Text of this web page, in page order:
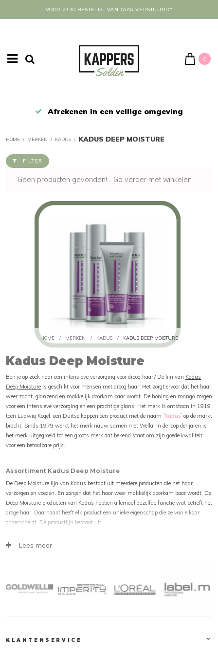
VOOR 23:30 BESTELD =VANDAAG VERSTUURD*
0
Afrekenen in een veilige omgeving
HOME / MERKEN / KADUS / KADUS DEEP MOISTURE
FILTER
Geen producten gevonden!... Ga verder met winkelen
HOME / MERKEN / KADUS / KADUS DEEP MOISTURE
Kadus Deep Moisture
Ben je op zoek naar een intensieve verzorging voor droog haar? De lijn van Kadus
Deep Moisture is geschikt voor mensen met droog haar. Het zorgt ervoor dat het haar
weer zacht, glanzend en makkelijk doorkam baar wordt. De honing en mango zorgen
voor een intensieve verzorging en een prachtige glans. Het merk is ontstaan in 1919
toen Ludwig Kegel, een Duitse kappen een product met de naam ´Kadus´ op de markt
bracht. Sinds 1979 werkt het merk nauw samen met Wella. In de loop der jaren is
het merk uitgegroeid tot een groots merk dat bekend staat om zijn goede kwaliteit
voor een betaalbare prijs.
Assortiment Kadus Deep Moisture
De Deep Moisture lijn van Kadus bestaat uit meerdere producten die het haar
verzorgen en voeden. En zorgen dat het haar weer makkelijk doorkam baar wordt. De
Deep Moisture producten van Kadus hebben allemaal dezelfde functie wat betreft het
droge haar. Daarnaast heeft elk product een unieke eigenschap die ze van elkaar
onderscheidt. De productlijn bestaat uit:
Kadus Deep Moisture Shampoo
Naast de shampoo en conditioner zijn er van de Deep Moisture lijn van Kadus, ook de
het product de vochtbalans op peil en geeft het een prachtige glans mee. Het is
Lees meer
KLANTENSERVICE